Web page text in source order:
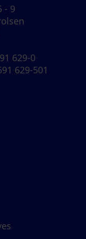
- 9
629-0
629-501